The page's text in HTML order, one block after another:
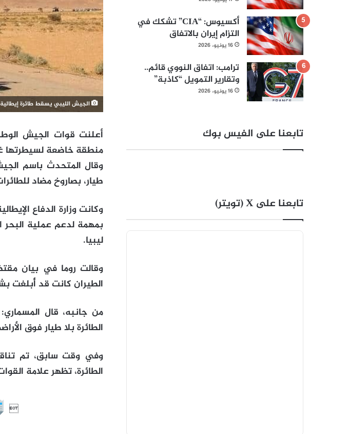
الجيش الليبي يسقط طائرة
أعلنت قوات الجيش
منطقة خاضعة لسيطرتها
وقال المتحدث باسم
طيار، بصاروخ مضاد
وكانت وزارة الدفاع
بمهمة لدعم عملية البحر
ليبيا.
وقالت روما في بيان
الطيران كانت قد أُبلغت
من جانبه، قال
الطائرة بلا طيار فوق
وفي وقت سابق، تم
الطائرة، تظهر علامة

أكسيوس: “CIA” تشكك في
التزام إيران بالاتفاق
16 يونيو، 2026
ترامب: اتفاق النووي قائم..
وتقارير التمويل “كاذبة”
16 يونيو، 2026
تابعنا على الفيس بوك
تابعنا على X (تويتر)